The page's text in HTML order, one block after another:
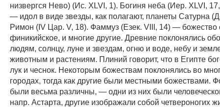
низвергся Нево) (Ис. XLVI, 1). Богиня неба (Иер. ХLVI,
— идол в виде звезды, как полагают, планеты Сатурна
Римон (IV Цар. V, 18). Фаммуз (Езек. VIII, 14) — божество
финикийское, и многие другие. Древние поклонялись
людям, солнцу, луне и звездам, огню и воде, небу и
животным и растениям. Плиний говорит, что в Египте
лук и чеснок. Некоторым божествам поклонялись во
городах, тогда как другие были местными божествами.
были весьма различны, — одни из них были
напр. Астарта, другие изображали собой четвероногих